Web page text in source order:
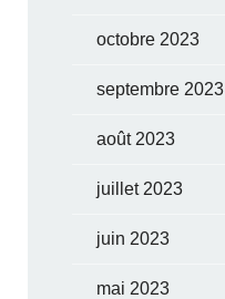
octobre 2023
septembre 2023
août 2023
juillet 2023
juin 2023
mai 2023